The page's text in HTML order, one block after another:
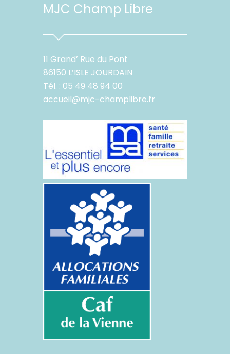
MJC Champ Libre
11 Grand’ Rue du Pont
86150 L’ISLE JOURDAIN
Tél. : 05 49 48 94 00
accueil@mjc-champlibre.fr